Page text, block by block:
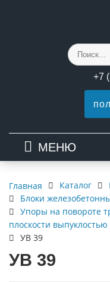
+7
МЕНЮ
Главная Каталог
Блоки
Упоры на повороте
плоскости
УВ 39
УВ 39